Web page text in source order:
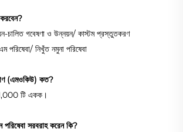
চালিত গবেষণা ও উন্নয়ন/ কাস্টম প্রস্তুতকরণ
নিখুঁত নমুনা পরিষেবা
(এমওকিউ) কত?
টি একক।
সরবরাহ করেন কি?